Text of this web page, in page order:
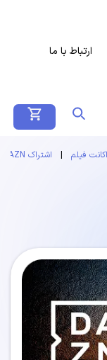
ارتباط با ما
فیلم | اشتراک DAZN